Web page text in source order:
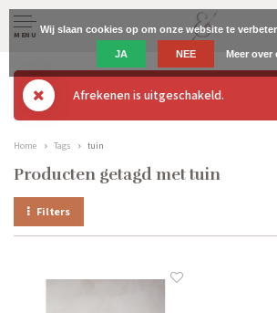
MENU
Afrekenen is uitgeschakeld.
Home Tags tuin
Producten getagd met tuin
Filters
Wij slaan cookies op om onze website te
JA NEE Meer over